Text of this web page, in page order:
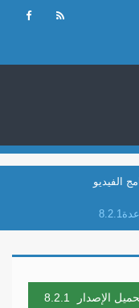
الفيديو
الإصدار 8.2.1